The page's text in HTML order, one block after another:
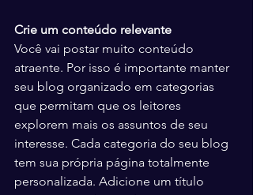
Crie um conteúdo relevante
Você vai postar muito conteúdo
atraente. Por isso é importante manter
seu blog organizado em categorias
que permitam que os leitores
explorem mais os assuntos de seu
interesse. Cada categoria do seu blog
tem sua própria página totalmente
personalizada. Adicione um título